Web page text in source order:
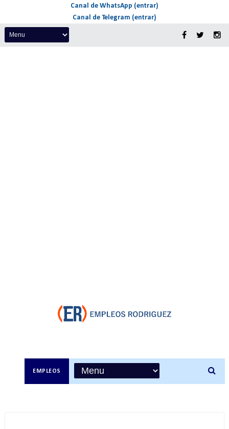
Canal de WhatsApp (entrar)
Canal de Telegram (entrar)
EMPLEOS